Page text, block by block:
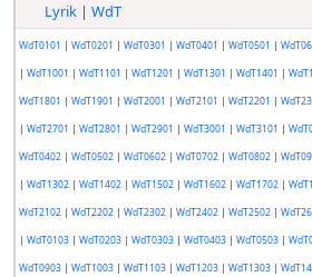
Lyrik| WdT
WdT0101 | WdT0201 | WdT0301 | WdT0401 | WdT0501 |
| WdT1001 | WdT1101 | WdT1201 | WdT1301 | WdT1401 |
WdT1801 | WdT1901 | WdT2001 | WdT2101 | WdT2201 |
| WdT2701 | WdT2801 | WdT2901 | WdT3001 | WdT3101 |
WdT0402| WdT0502| WdT0602| WdT0702| WdT0802|
| WdT1302| WdT1402| WdT1502| WdT1602| WdT1702|
WdT2102| WdT2202| WdT2302| WdT2402| WdT2502|
| WdT0103| WdT0203| WdT0303| WdT0403| WdT0503|
WdT0903| WdT1003| WdT1103| WdT1203| WdT1303|